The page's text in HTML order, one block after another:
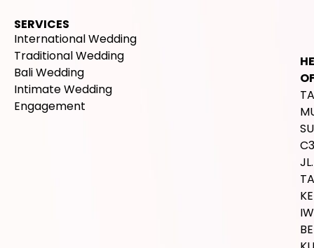
SERVICES
International Wedding
Traditional Wedding
Bali Wedding
Intimate Wedding
Engagement
JL.